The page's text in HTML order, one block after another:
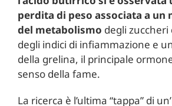
perdita di peso associata a
del metabolismo degli zuccheri
degli indici di infiammazione e
della grelina, il principale
senso della fame.
La ricerca è l’ultima “tappa” di